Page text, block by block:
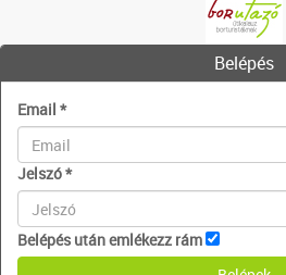
Belépés
Email *
Jelszó*
Belépés után emlékezz rám